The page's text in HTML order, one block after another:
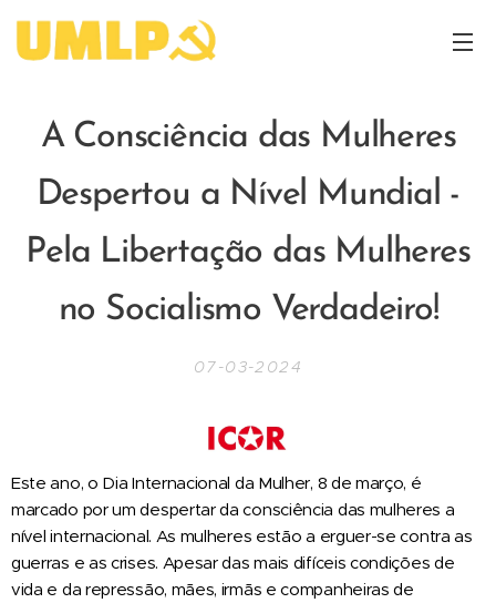
A Consciência das Mulheres
Despertou a Nível Mundial -
Pela Libertação das Mulheres
no Socialismo Verdadeiro!
07-03-2024
Este ano, o Dia Internacional da Mulher, 8 de março, é
marcado por um despertar da consciência das mulheres a
nível internacional. As mulheres estão a erguer-se contra as
guerras e as crises. Apesar das mais difíceis condições de
vida e da repressão, mães, irmãs e companheiras de